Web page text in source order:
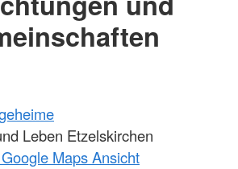
Leben Etzelskirchen
Maps Ansicht